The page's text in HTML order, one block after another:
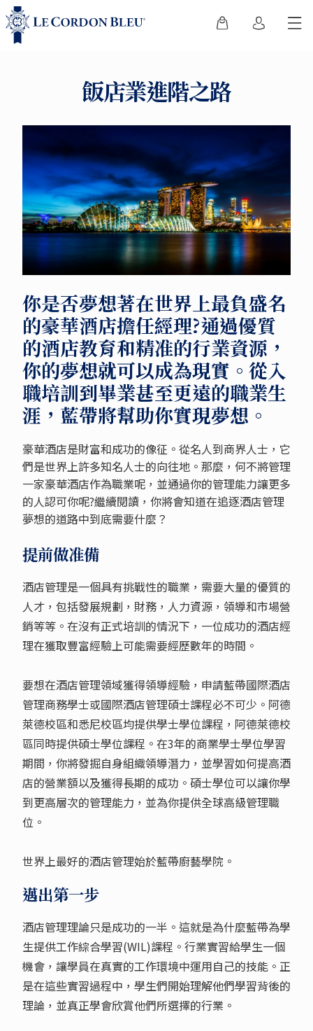
飯店業進階之路
你是否夢想著在世界上最負盛名
的豪華酒店擔任經理?通過優質
的酒店教育和精准的行業資源，
你的夢想就可以成為現實。從入
職培訓到畢業甚至更遠的職業生
涯，藍帶將幫助你實現夢想。
豪華酒店是財富和成功的像征。從名人到商界人士，它
們是世界上許多知名人士的向往地。那麼，何不將管理
一家豪華酒店作為職業呢，並通過你的管理能力讓更多
的人認可你呢?繼續閱讀，你將會知道在追逐酒店管理
夢想的道路中到底需要什麼？
提前做准備
酒店管理是一個具有挑戰性的職業，需要大量的優質的
人才，包括發展規劃，財務，人力資源，領導和市場營
銷等等。在沒有正式培訓的情況下，一位成功的酒店經
理在獲取豐富經驗上可能需要經歷數年的時間。
要想在酒店管理領域獲得領導經驗，申請藍帶國際酒店
管理商務學士或國際酒店管理碩士課程必不可少。阿德
萊德校區和悉尼校區均提供學士學位課程，阿德萊德校
區同時提供碩士學位課程。在3年的商業學士學位學習
期間，你將發掘自身組織領導潛力，並學習如何提高酒
店的營業額以及獲得長期的成功。碩士學位可以讓你學
到更高層次的管理能力，並為你提供全球高級管理職
位。
世界上最好的酒店管理始於藍帶廚藝學院。
邁出第一步
酒店管理理論只是成功的一半。這就是為什麼藍帶為學
生提供工作綜合學習(WIL)課程。行業實習給學生一個
機會，讓學員在真實的工作環境中運用自己的技能。正
是在這些實習過程中，學生們開始理解他們學習背後的
理論，並真正學會欣賞他們所選擇的行業。